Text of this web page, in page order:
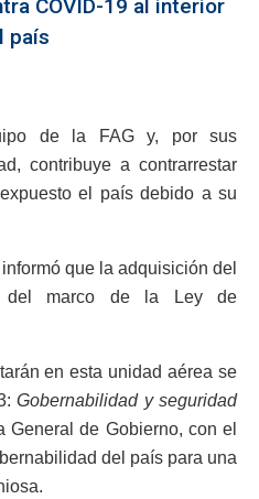
COVID-19 al interior
país
de la FAG y, por sus
contribuye a contrarrestar
el país debido a su
que la adquisición del
del marco de la Ley de
en esta unidad aérea se
Gobernabilidad y seguridad
General de Gobierno, con el
del país para una